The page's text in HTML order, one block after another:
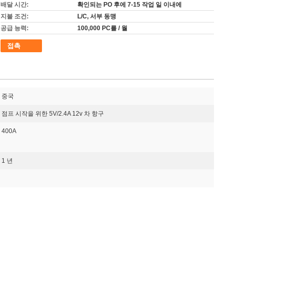
배달 시간:
확인되는 PO 후에 7-15 작업 일 이내에
지불 조건:
L/C, 서부 동맹
공급 능력:
100,000 PC를 / 월
접촉
중국
점프 시작을 위한 5V/2.4A 12v 차 항구
400A
1 년